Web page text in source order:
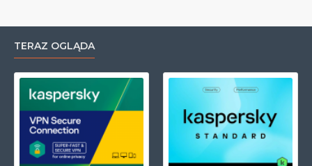
TERAZ OGLĄDA